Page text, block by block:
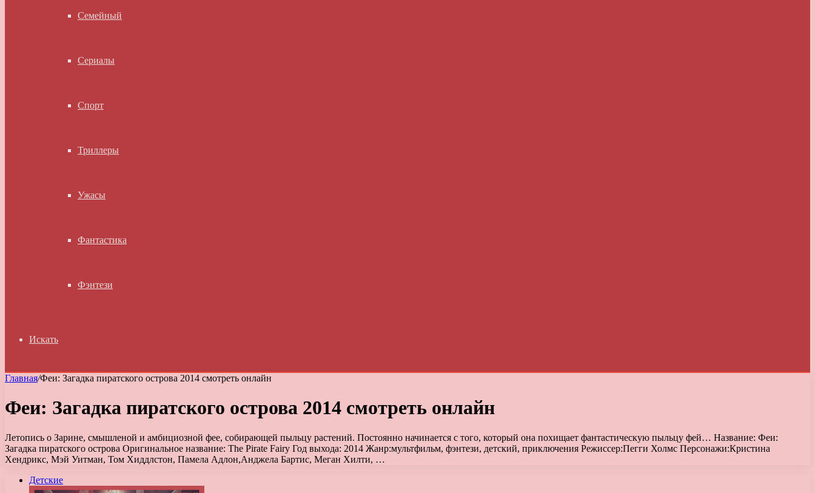
Семейный
Сериалы
Спорт
Триллеры
Ужасы
Фантастика
Фэнтези
Искать
Главная/Феи: Загадка пиратского острова 2014 смотреть онлайн
Феи: Загадка пиратского острова 2014 смотреть онлайн
Летопись о Зарине, смышленой и амбициозной фее, собирающей пыльцу растений. Постоянно начинается с того, который она похищает фантастическую пыльцу фей… Название: Феи:
Загадка пиратского острова Оригинальное название: The Pirate Fairy Год выхода: 2014 Жанр:мультфильм, фэнтези, детский, приключения Режиссер:Пегги Холмс Персонажи:Кристина
Хендрикс, Мэй Уитман, Том Хиддлстон, Памела Адлон,Анджела Бартис, Меган Хилти, …
Детские